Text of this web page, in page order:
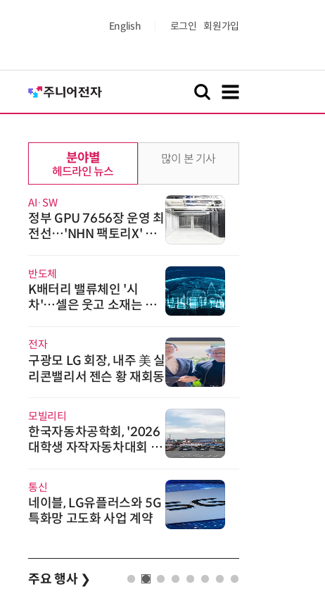
English 로그인 회원가입
분야별
헤드라인 뉴스
AI·SW
정부 GPU 7656장 운영 최
전선…'NHN 팩토리X' 가
반도체
K배터리 밸류체인 '시
차'…셀은 웃고 소재는 아
전자
구광모 LG 회장, 내주 美 실
리콘밸리서 젠슨 황 재회동
모빌리티
한국자동차공학회, '2026
대학생 자작자동차대회 포
통신
네이블, LG유플러스와 5G
특화망 고도화 사업 계약
많이 본 기사
주요 행사 ❯